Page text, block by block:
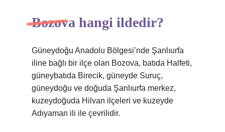
Bozova hangi ildedir?
Güneydoğu Anadolu Bölgesi’nde Şanlıurfa
iline bağlı bir ilçe olan Bozova, batıda Halfeti,
güneybatıda Birecik, güneyde Suruç,
güneydoğu ve doğuda Şanlıurfa merkez,
kuzeydoğuda Hilvan ilçeleri ve kuzeyde
Adıyaman ili ile çevrilidir.